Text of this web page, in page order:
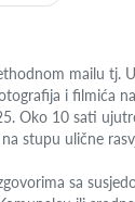
mailu tj.
i filmića
Oko 10 sati
stupu ulične
sa